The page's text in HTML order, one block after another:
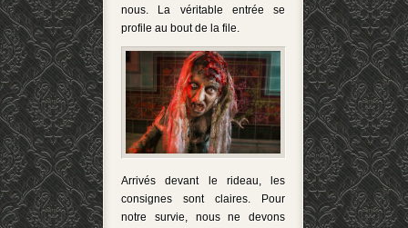
nous. La véritable entrée se
profile au bout de la file.
Arrivés devant le rideau, les
consignes sont claires. Pour
notre survie, nous ne devons